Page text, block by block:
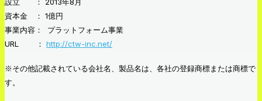
資本金 ： 1億円
事業内容： プラットフォーム事業
URL ： http://ctw-inc.net/
※その他記載されている会社名、製品名は、各社の登録商標または商標で
す。